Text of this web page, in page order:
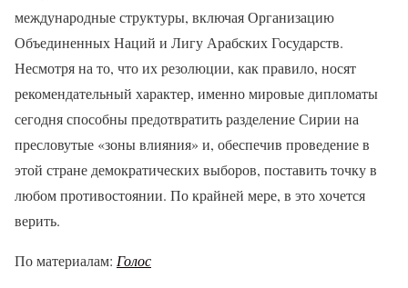
международные структуры, включая Организацию
Объединенных Наций и Лигу Арабских Государств.
Несмотря на то, что их резолюции, как правило, носят
рекомендательный характер, именно мировые дипломаты
сегодня способны предотвратить разделение Сирии на
пресловутые «зоны влияния» и, обеспечив проведение в
этой стране демократических выборов, поставить точку в
любом противостоянии. По крайней мере, в это хочется
верить.
По материалам: Голос